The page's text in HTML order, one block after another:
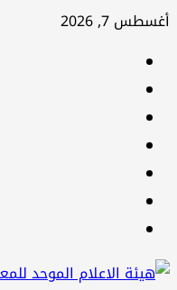
تخطي
أغسطس 7, 2026